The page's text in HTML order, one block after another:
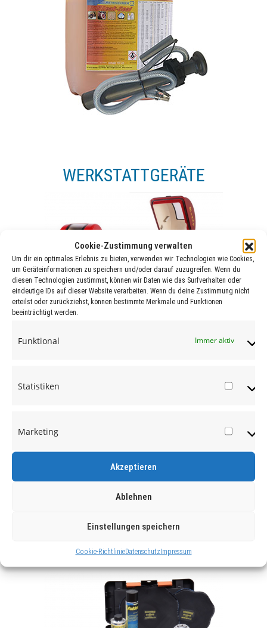
Cookie-Zustimmung verwalten
Um dir ein optimales Erlebnis zu bieten, verwenden wir Technologien wie Cookies,
um Geräteinformationen zu speichern und/oder darauf zuzugreifen. Wenn du
diesen Technologien zustimmst, können wir Daten wie das Surfverhalten oder
eindeutige IDs auf dieser Website verarbeiten. Wenn du deine Zustimmung nicht
erteilst oder zurückziehst, können bestimmte Merkmale und Funktionen
beeinträchtigt werden.
Funktional Immer aktiv
Statistiken
Marketing
Akzeptieren
Ablehnen
Einstellungen speichern
Cookie-RichtlinieDatenschutzImpressum
WERKSTATTGERÄTE
REIFENREPARATURMATERIAL